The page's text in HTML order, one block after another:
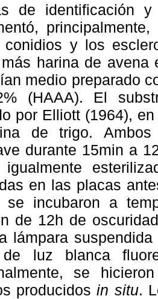
de identificación
y los
harina de
medio preparado
(HAAA). El
por Elliott (1964),
de trigo. Ambos
durante 15min a
igualmente
en las placas
se incubaron a
de 12h de
lámpara
de luz blanca
se
producidosin situ.